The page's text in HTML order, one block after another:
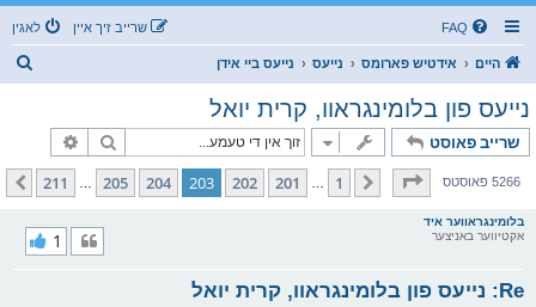
FAQ לאגין שרייב זיך איין
היים אידטיש פארומס נייעס נייעס ביי אידן
נייעס פון בלומינגראוו, קרית יואל
שרייב פאוסט זוך
5266 פאוסטס
בלאט203פון211
פריערדיגע 1
201
202
203
204
205
211
קומענדיגע
בלומינגראווער איד
אקטיווער באניצער
Re: נייעס פון בלומינגראוו, קרית יואל
1